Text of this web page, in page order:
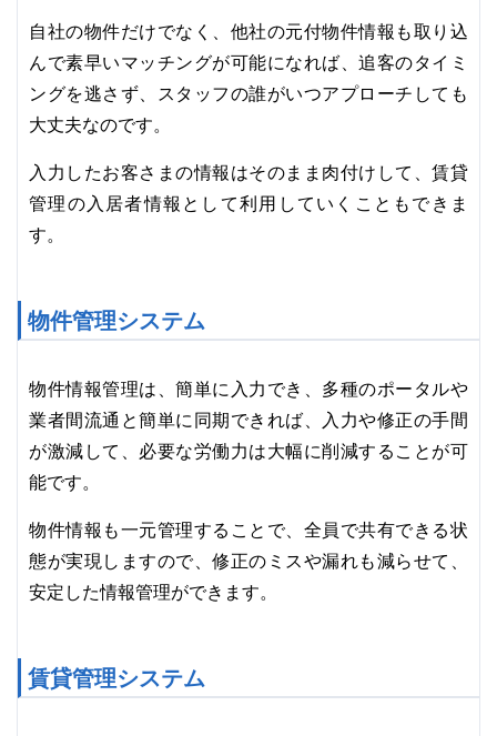
自社の物件だけでなく、他社の元付物件情報も取り込
んで素早いマッチングが可能になれば、追客のタイミ
ングを逃さず、スタッフの誰がいつアプローチしても
大丈夫なのです。
入力したお客さまの情報はそのまま肉付けして、賃貸
管理の入居者情報として利用していくこともできま
す。
物件管理システム
物件情報管理は、簡単に入力でき、多種のポータルや
業者間流通と簡単に同期できれば、入力や修正の手間
が激減して、必要な労働力は大幅に削減することが可
能です。
物件情報も一元管理することで、全員で共有できる状
態が実現しますので、修正のミスや漏れも減らせて、
安定した情報管理ができます。
賃貸管理システム